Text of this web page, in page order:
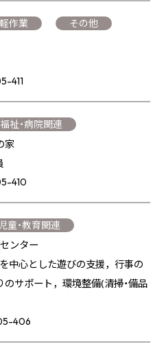
軽作業
その他
411
福祉・病院関連
家
410
児童・教育関連
ンター
中心とした遊びの支援，行事の
サポート，環境整備(清掃・備品
406